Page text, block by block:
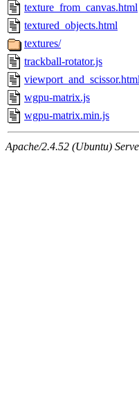
texture_from_canvas.html
textured_objects.html
textures/
trackball-rotator.js
wgpu-matrix.js
wgpu-matrix.min.js
Apache/2.4.52 (Ubuntu)